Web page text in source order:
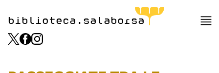
biblioteca.salaborsa